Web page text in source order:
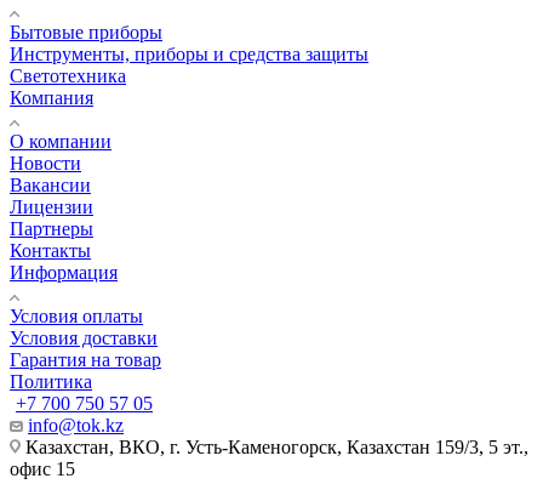
Бытовые приборы
Инструменты, приборы и средства защиты
Светотехника
Компания
О компании
Новости
Вакансии
Лицензии
Партнеры
Контакты
Информация
Условия оплаты
Условия доставки
Гарантия на товар
Политика
+7 700 750 57 05
info@tok.kz
Казахстан, ВКО, г. Усть-Каменогорск, Казахстан 159/3, 5 эт.,
офис 15